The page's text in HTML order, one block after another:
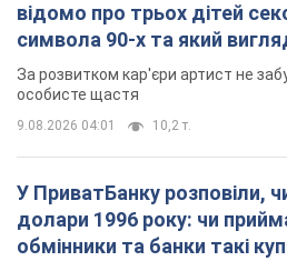
відомо про трьох дітей
символа 90-х та який
мають
За розвитком кар'єри артист не
особисте щастя
9.08.2026 04:01 10,2 т.
У ПриватБанку розповіли,
долари 1996 року: чи
обмінники та банки такі